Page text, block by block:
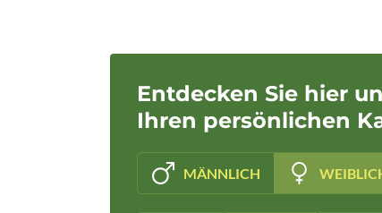
Entdecken Sie hier
Ihren persönlichen
MÄNNLICH